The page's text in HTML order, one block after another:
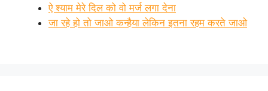
ऐ श्याम मेरे दिल को वो मर्ज लगा देना
जा रहे हो तो जाओ कन्हैया लेकिन इतना रहम करते जाओ